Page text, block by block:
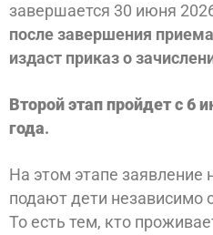
завершается 30 июня
после завершения
издаст приказ о
Второй этап пройдет с 6
года.
На этом этапе заявление
подают дети независимо
То есть тем, кто